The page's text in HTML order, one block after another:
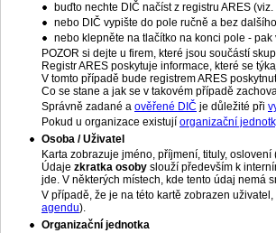
buďto nechte DIČ načíst z registru ARES (viz.
nebo DIČ vypište do pole ručně a bez
nebo klepněte na tlačítko na konci pole -
POZOR si dejte u firem, které jsou součástí
Registr ARES poskytuje informace, které se
V tomto případě bude registrem ARES
Co se stane a jak se v takovém případě
Správně zadané a ověřené DIČ je důležité při
Pokud u organizace existují organizační
Osoba / Uživatel
Karta zobrazuje jméno, příjmení, tituly,
Údaje zkratka osoby slouží především k
jde. V některých místech, kde tento údaj nemá
V případě, že je na této kartě zobrazen
agendu).
Organizační jednotka